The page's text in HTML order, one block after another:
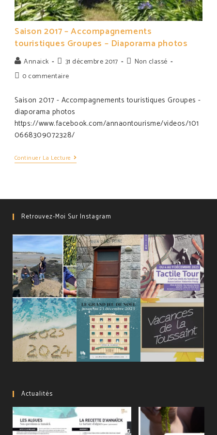
Saison 2017 – Accompagnements
touristiques Groupes – Diaporama photos
Auteur/autrice
de
la
Annaick
Post31 décembre 2017
PostNon classé
Post0 commentaire
Saison 2017 - Accompagnements touristiques Groupes -
diaporama photos
https://www.facebook.com/annaontourisme/videos/101
0668309072328/
Continuer La Lecture Saison
2017
Groupes
Diaporama
Photos
Retrouvez-Moi Sur Instagram
Actualités